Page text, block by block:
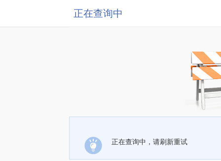
正在查询中
正在查询中，请刷新重试